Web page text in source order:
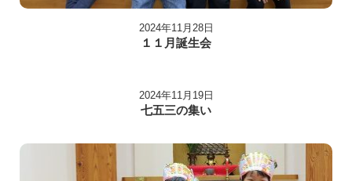
2024年11月28日
１１月誕生会
2024年11月19日
七五三の集い